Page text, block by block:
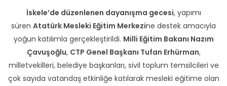
İskele’de düzenlenen dayanışma gecesi, yapımı
süren Atatürk Mesleki Eğitim Merkezine destek amacıyla
yoğun katılımla gerçekleştirildi. Milli Eğitim Bakanı Nazım
Çavuşoğlu, CTP Genel Başkanı Tufan Erhürman,
milletvekilleri, belediye başkanları, sivil toplum temsilcileri ve
çok sayıda vatandaş etkinliğe katılarak mesleki eğitime olan